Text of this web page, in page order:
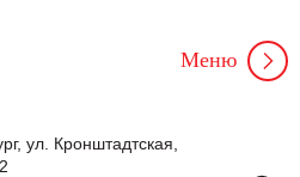
ул. Кронштадтская,
Меню